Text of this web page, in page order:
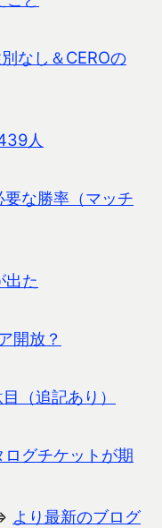
なし＆CEROの
人
な勝率（マッチ
出た
開放？
（追記あり）
グチケットが期
より最新のブログ